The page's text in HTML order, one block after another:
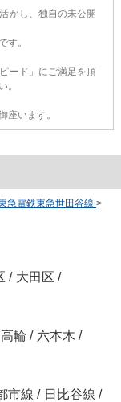
かし、独自の未公開
す。
ード」にご満足を頂
。
います。
急電鉄東急世田谷線 >
/ 大田区 /
高輪 / 六本木 /
市線 / 日比谷線 /